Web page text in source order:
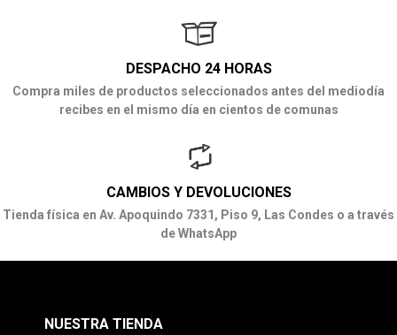
DESPACHO 24 HORAS
Compra miles de productos seleccionados antes del mediodía
recibes en el mismo día en cientos de comunas
CAMBIOS Y DEVOLUCIONES
Tienda física en Av. Apoquindo 7331, Piso 9, Las Condes o a través
de WhatsApp
NUESTRA TIENDA